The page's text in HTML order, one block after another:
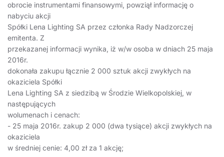
obrocie instrumentami finansowymi, powziął informację o
nabyciu akcji
Spółki Lena Lighting SA przez członka Rady Nadzorczej
emitenta. Z
przekazanej informacji wynika, iż w/w osoba w dniach 25 maja
2016r.
dokonała zakupu łącznie 2 000 sztuk akcji zwykłych na
okaziciela Spółki
Lena Lighting SA z siedzibą w Środzie Wielkopolskiej, w
następujących
wolumenach i cenach:
- 25 maja 2016r. zakup 2 000 (dwa tysiące) akcji zwykłych na
okaziciela
w średniej cenie: 4,00 zł za 1 akcję;